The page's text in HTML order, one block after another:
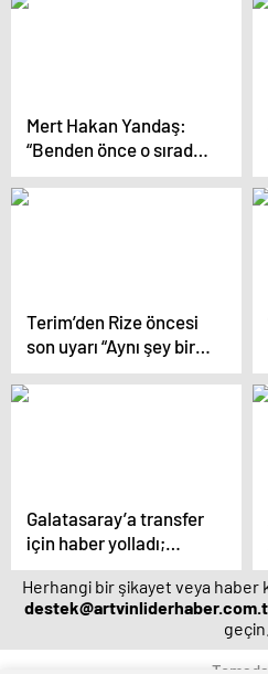
Mert Hakan Yandaş:
“Benden önce o sırada
secde yapmış”
Terim’den Rize öncesi
son uyarı “Aynı şey bir
daha asla olmasın”
Galatasaray’a transfer
için haber yolladı;
“İsterseniz imza
atarım”
Herhangi bir şikayet veya haber
geçin.